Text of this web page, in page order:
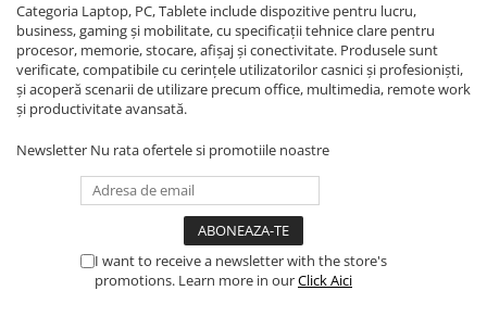
Categoria Laptop, PC, Tablete include dispozitive pentru lucru,
business, gaming și mobilitate, cu specificații tehnice clare pentru
procesor, memorie, stocare, afișaj și conectivitate. Produsele sunt
verificate, compatibile cu cerințele utilizatorilor casnici și profesioniști,
și acoperă scenarii de utilizare precum office, multimedia, remote work
și productivitate avansată.
Newsletter Nu rata ofertele si promotiile noastre
I want to receive a newsletter with the store's
promotions. Learn more in ourClick Aici